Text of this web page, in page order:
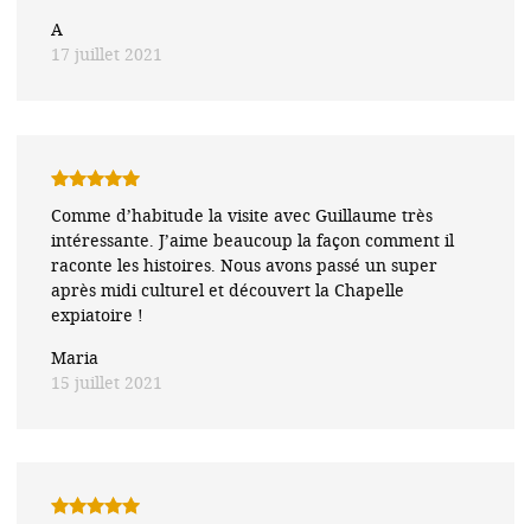
A
17 juillet 2021
5
Maria
15 juillet 2021
Comme d’habitude la visite avec Guillaume très
intéressante. J’aime beaucoup la façon comment il
raconte les histoires. Nous avons passé un super
après midi culturel et découvert la Chapelle
expiatoire !